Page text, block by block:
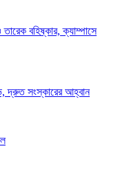
তারেক বহিষ্কার, ক্যাম্পাসে
দ্রুত সংস্কারের আহ্বান